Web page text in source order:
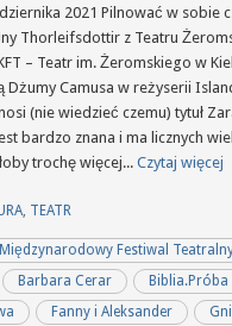
2021 Pilnować w sobie
Thorleifsdottir z Teatru
– Teatr im. Żeromskiego w
Dżumy Camusa w reżyserii
(nie wiedzieć czemu) tytuł
bardzo znana i ma licznych
trochę więcej... Czytaj więcej
, TEATR
Festiwal
Barbara Cerar Biblia.Próba
Fanny i Aleksander